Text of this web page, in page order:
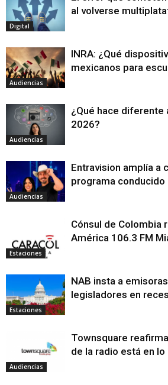
Digital
al volverse
Audiencias
INRA: ¿Qué
mexicanos para
Audiencias
¿Qué hace diferente
2026?
Audiencias
Entravision amplía a
programa conducido
Estaciones
Cónsul de Colombia
América 106.3 FM
Estaciones
NAB insta a
legisladores en
Audiencias
Townsquare
de la radio está en lo